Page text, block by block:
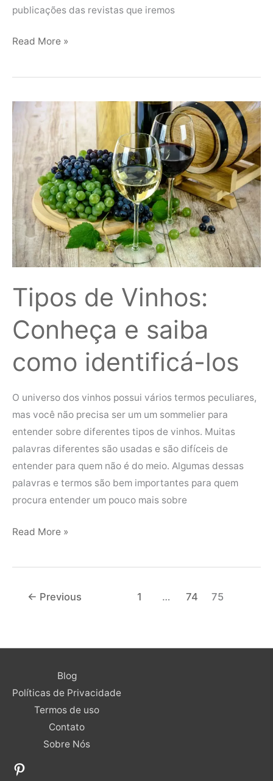
publicações das revistas que iremos
Read More »
Tipos de Vinhos:
Conheça e saiba
como identificá-los
O universo dos vinhos possui vários termos peculiares,
mas você não precisa ser um um sommelier para
entender sobre diferentes tipos de vinhos. Muitas
palavras diferentes são usadas e são difíceis de
entender para quem não é do meio. Algumas dessas
palavras e termos são bem importantes para quem
procura entender um pouco mais sobre
Tipos
Vinhos:
Conheça
saiba
como
identificá-
los
Read More »
← Previous 1 … 74 75
Blog
Políticas de Privacidade
Termos de uso
Contato
Sobre Nós